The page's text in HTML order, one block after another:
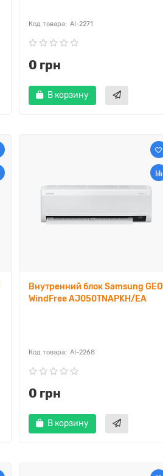
AI-2271
0 грн
В корзину
Внутренний блок Samsung GEO
WindFree AJ050TNAPKH/EA
AI-2268
0 грн
В корзину